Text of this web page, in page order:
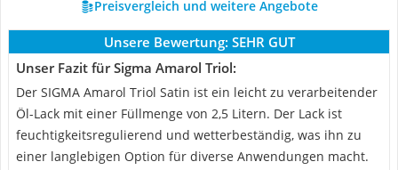
Preisvergleich und weitere Angebote
Unsere Bewertung: SEHR GUT
Unser Fazit für Sigma Amarol Triol:
Der SIGMA Amarol Triol Satin ist ein leicht zu verarbeitender
Öl-Lack mit einer Füllmenge von 2,5 Litern. Der Lack ist
feuchtigkeitsregulierend und wetterbeständig, was ihn zu
einer langlebigen Option für diverse Anwendungen macht.